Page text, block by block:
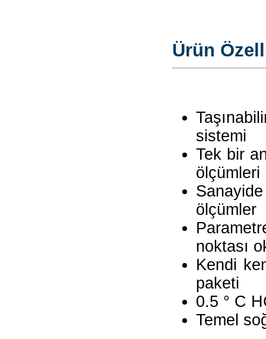
Ürün
sistemi
Tek bir
ölçümleri
ölçümler
noktası
Kendi
paketi
0.5 ° C
Temel